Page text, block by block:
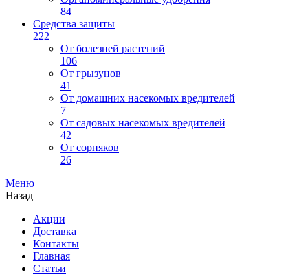
84
Средства защиты
222
От болезней растений
106
От грызунов
41
От домашних насекомых вредителей
7
От садовых насекомых вредителей
42
От сорняков
26
Меню
Назад
Акции
Доставка
Контакты
Главная
Статьи